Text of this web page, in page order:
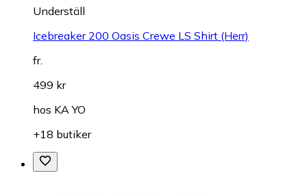
Underställ
Icebreaker 200 Oasis Crewe LS Shirt (Herr)
fr.
499 kr
hos KA YO
+18 butiker